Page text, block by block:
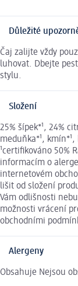
Důležité
Čaj zalijte vždy
luhovat. Dbejte
stylu.
Složení
25% šípek*¹, 24%
meduňka*¹,
¹certifikováno 50%
informacím o
internetovém
lišit od složení
Vám odlišnosti
možnosti vrácení
obchodními
Alergeny
Obsahuje Nejsou